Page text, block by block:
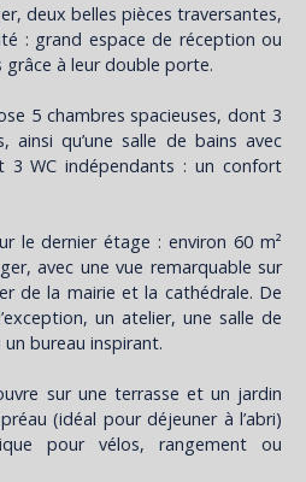
deux belles pièces traversantes,
: grand espace de réception ou
à leur double porte.
5 chambres spacieuses, dont 3
ainsi qu’une salle de bains avec
3 WC indépendants : un confort
le dernier étage : environ 60 m²
avec une vue remarquable sur
de la mairie et la cathédrale. De
un atelier, une salle de
bureau inspirant.
sur une terrasse et un jardin
(idéal pour déjeuner à l’abri)
pour vélos, rangement ou